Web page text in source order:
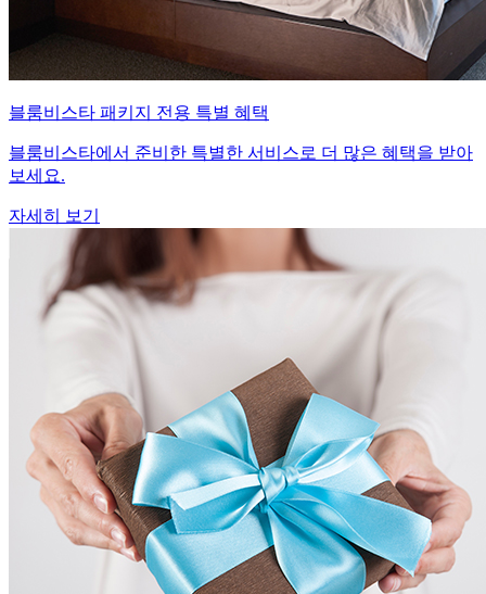
블룸비스타 패키지 전용 특별 혜택
블룸비스타에서 준비한 특별한 서비스로 더 많은 혜택을 받아
보세요.
자세히 보기